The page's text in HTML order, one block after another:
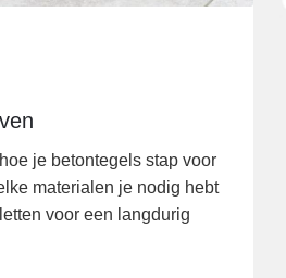
je betontegels stap voor
materialen je nodig hebt
voor een langdurig